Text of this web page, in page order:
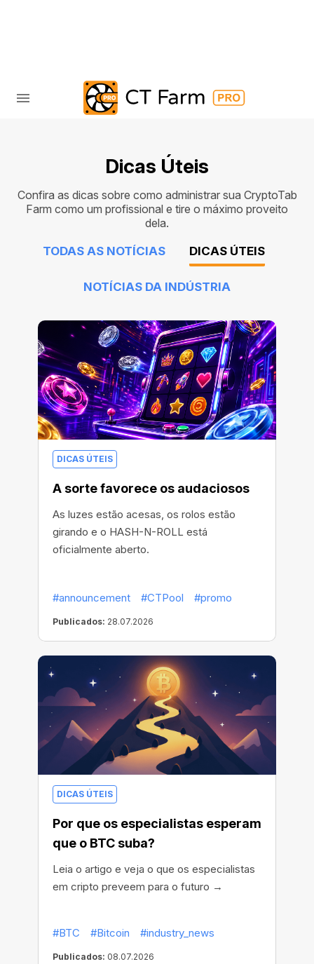
Dicas Úteis
Confira as dicas sobre como administrar sua CryptoTab
Farm como um profissional e tire o máximo proveito
dela.
TODAS AS NOTÍCIAS
DICAS ÚTEIS
NOTÍCIAS DA INDÚSTRIA
DICAS ÚTEIS
A sorte favorece os audaciosos
As luzes estão acesas, os rolos estão
girando e o HASH-N-ROLL está
oficialmente aberto.
#announcement #CTPool #promo
Publicados: 28.07.2026
DICAS ÚTEIS
Por que os especialistas esperam
que o BTC suba?
Leia o artigo e veja o que os especialistas
em cripto preveem para o futuro →
#BTC #Bitcoin #industry_news
Publicados: 08.07.2026